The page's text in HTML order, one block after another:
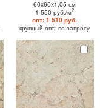
60x60x1,05 см
1 550 руб./м2
опт: 1 510 руб.
крупный опт: по запросу